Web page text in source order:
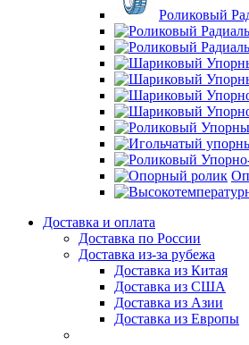
Роликовый
Доставка и оплата
Доставка по России
Доставка из-за рубежа
Доставка из Китая
Доставка из США
Доставка из Азии
Доставка из Европы